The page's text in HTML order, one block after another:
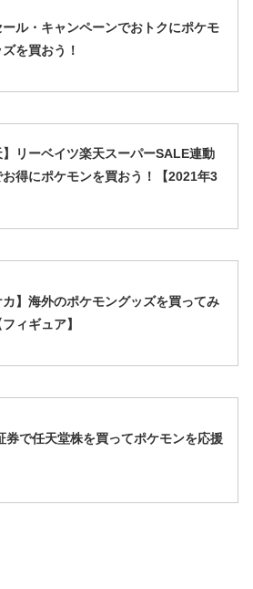
ル・キャンペーンでおトクにポケモ
を買おう！
】リーベイツ楽天スーパーSALE連動
得にポケモンを買おう！【2021年3
カ】海外のポケモングッズを買ってみ
ィギュア】
券で任天堂株を買ってポケモンを応援